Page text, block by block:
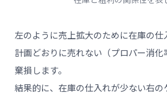
左のように売上拡大のために在庫の仕
計画どおりに売れない（プロパー消化
棄損します。
結果的に、在庫の仕入れが少ない右の